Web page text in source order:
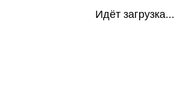
Идёт загрузка...